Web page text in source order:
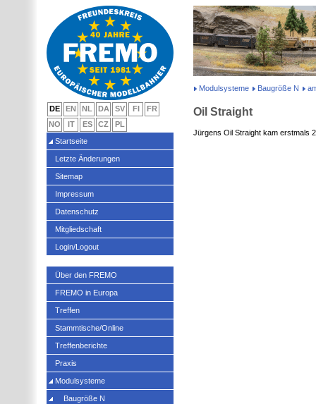
Modulsysteme Baugröße N
Oil Straight
Jürgens Oil Straight kam erstmals
DE EN NL DA SV FI
FR
NO
IT ES CZ
PL
Startseite
Letzte Änderungen
Sitemap
Impressum
Datenschutz
Mitgliedschaft
Login/Logout
Über den FREMO
FREMO in Europa
Treffen
Stammtische/Online
Treffenberichte
Praxis
Modulsysteme
Baugröße N